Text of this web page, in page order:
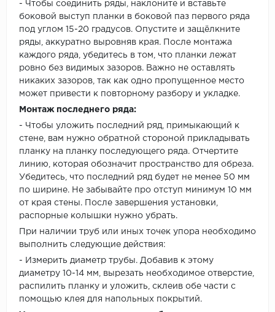
- Чтобы соединить ряды, наклоните и вставьте
боковой выступ планки в боковой паз первого ряда
под углом 15-20 градусов. Опустите и защёлкните
ряды, аккуратно выровняв края. После монтажа
каждого ряда, убедитесь в том, что планки лежат
ровно без видимых зазоров. Важно не оставлять
никаких зазоров, так как одно пропущенное место
может привести к повторному разбору и укладке.
Монтаж последнего ряда:
- Чтобы уложить последний ряд, примыкающий к
стене, вам нужно обратной стороной прикладывать
планку на планку последующего ряда. Отчертите
линию, которая обозначит пространство для обреза.
Убедитесь, что последний ряд будет не менее 50 мм
по ширине. Не забывайте про отступ минимум 10 мм
от края стены. После завершения установки,
распорные колышки нужно убрать.
При наличии труб или иных точек упора необходимо
выполнить следующие действия:
- Измерить диаметр трубы. Добавив к этому
диаметру 10-14 мм, вырезать необходимое отверстие,
распилить планку и уложить, склеив обе части с
помощью клея для напольных покрытий.